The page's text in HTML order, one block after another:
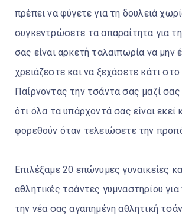
πρέπει να φύγετε για τη δουλειά
συγκεντρώσετε τα απαραίτητα για
σας είναι αρκετή ταλαιπωρία να μην
χρειάζεστε και να ξεχάσετε κάτι στο
Παίρνοντας την τσάντα σας μαζί σας
ότι όλα τα υπάρχοντά σας είναι εκεί
φορεθούν όταν τελειώσετε την
Επιλέξαμε 20 επώνυμες γυναικείες
αθλητικές τσάντες γυμναστηρίου για
την νέα σας αγαπημένη αθλητική